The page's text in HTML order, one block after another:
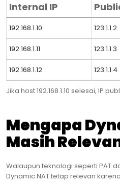
Internal IP
192.168.1.10 123.1.1.2
192.168.1.11 123.1.1.3
192.168.1.12 123.1.1.4
Jika host 192.168.1.10 selesai, IP
Mengapa
Masih
Walaupun teknologi seperti PAT
Dynamic NAT tetap relevan